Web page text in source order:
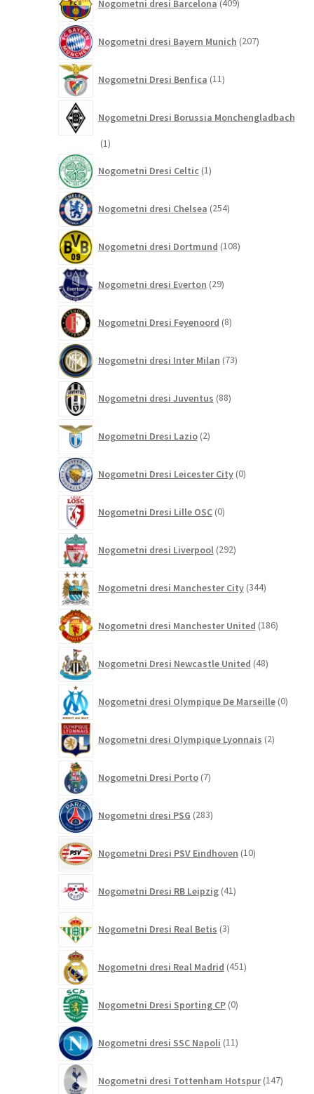
Nogometni dresi Barcelona 409izdelkov
Nogometni dresi Bayern Munich 207izdelkov
Nogometni Dresi Benfica 11izdelkov
Nogometni Dresi Borussia Monchengladbach
11
Nogometni Dresi Celtic 1izdelek
Nogometni dresi Chelsea 254izdelkov
Nogometni dresi Dortmund 108izdelkov
Nogometni dresi Everton 29izdelkov
Nogometni Dresi Feyenoord 8izdelkov
Nogometni dresi Inter Milan 73izdelkov
Nogometni dresi Juventus 88izdelkov
Nogometni Dresi Lazio 2izdelka
Nogometni Dresi Leicester City 0izdelkov
Nogometni Dresi Lille OSC 0izdelkov
Nogometni dresi Liverpool 292izdelkov
Nogometni dresi Manchester City 344izdelkov
Nogometni dresi Manchester United 186izdelkov
Nogometni Dresi Newcastle United 48izdelkov
Nogometni dresi Olympique De Marseille 0
Nogometni dresi Olympique Lyonnais 2izdelka
Nogometni Dresi Porto 7izdelkov
Nogometni dresi PSG 283izdelkov
Nogometni Dresi PSV Eindhoven 10izdelkov
Nogometni Dresi RB Leipzig 41izdelkov
Nogometni Dresi Real Betis 3izdelki
Nogometni dresi Real Madrid 451izdelkov
Nogometni Dresi Sporting CP 0izdelkov
Nogometni dresi SSC Napoli 11izdelkov
Nogometni dresi Tottenham Hotspur 147